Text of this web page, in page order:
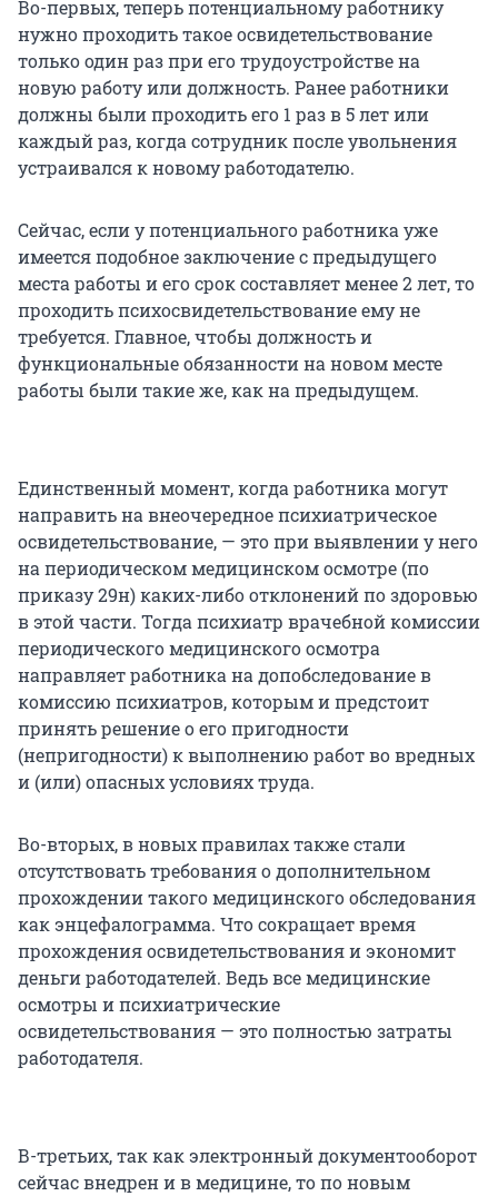
Во-первых, теперь потенциальному работнику
нужно проходить такое освидетельствование
только один раз при его трудоустройстве на
новую работу или должность. Ранее работники
должны были проходить его 1 раз в 5 лет или
каждый раз, когда сотрудник после увольнения
устраивался к новому работодателю.
Сейчас, если у потенциального работника уже
имеется подобное заключение с предыдущего
места работы и его срок составляет менее 2 лет, то
проходить психосвидетельствование ему не
требуется. Главное, чтобы должность и
функциональные обязанности на новом месте
работы были такие же, как на предыдущем.
Единственный момент, когда работника могут
направить на внеочередное психиатрическое
освидетельствование, — это при выявлении у него
на периодическом медицинском осмотре (по
приказу 29н) каких-либо отклонений по здоровью
в этой части. Тогда психиатр врачебной комиссии
периодического медицинского осмотра
направляет работника на допобследование в
комиссию психиатров, которым и предстоит
принять решение о его пригодности
(непригодности) к выполнению работ во вредных
и (или) опасных условиях труда.
Во-вторых, в новых правилах также стали
отсутствовать требования о дополнительном
прохождении такого медицинского обследования
как энцефалограмма. Что сокращает время
прохождения освидетельствования и экономит
деньги работодателей. Ведь все медицинские
осмотры и психиатрические
освидетельствования — это полностью затраты
работодателя.
В-третьих, так как электронный документооборот
сейчас внедрен и в медицине, то по новым